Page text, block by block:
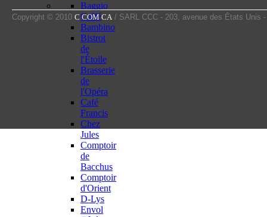
Baggio
Caffé
Bambino
Bistrot
de
l'Étoile
Brasserie
de
l'Opéra
Café
Francis
Chez
Jules
Comptoir
de
Bacchus
Comptoir
d'Orient
D-Lys
Envol
Copyright © 2010 C COM CA / SARL CCC - 203, avenue des États Unis